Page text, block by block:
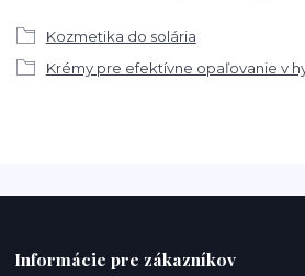
Kozmetika do solária
Krémy pre efektívne opaľovanie v
Informácie pre zákazníkov